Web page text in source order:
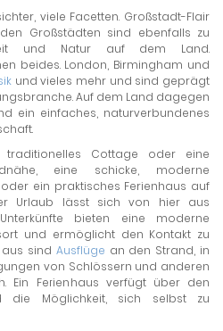
viele Facetten. Großstadt-Flair
Großstädten sind ebenfalls zu
und Natur auf dem Land.
beides. London, Birmingham und
und vieles mehr und sind geprägt
Auf dem Land dagegen
ein einfaches, naturverbundenes
Cottage oder eine
eine schicke, moderne
ein praktisches Ferienhaus auf
Urlaub lässt sich von hier aus
bieten eine moderne
und ermöglicht den Kontakt zu
aus sind Ausflüge an den Strand, in
von Schlössern und anderen
Ein Ferienhaus verfügt über den
die Möglichkeit, sich selbst zu